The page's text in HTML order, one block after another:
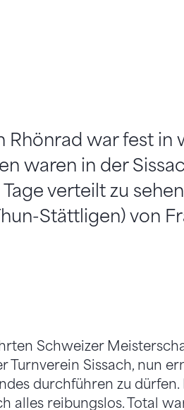
Rhönrad war fest in
waren in der
verteilt zu
Stättligen) von
Schweizer
Turnverein Sissach, nun
durchführen zu
alles reibungslos. Total